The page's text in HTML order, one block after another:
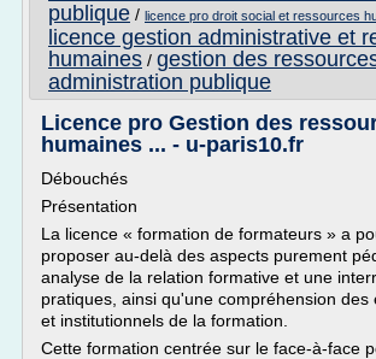
publique / licence pro droit social et ressources
licence gestion administrative et
humaines / gestion des
administration publique
Licence pro Gestion des
humaines ... - u-paris10.fr
Débouchés
Présentation
La licence « formation de formateurs » a
proposer au-delà des aspects purement
analyse de la relation formative et une
pratiques, ainsi qu'une compréhension des
et institutionnels de la formation.
Cette formation centrée sur le face-à-face